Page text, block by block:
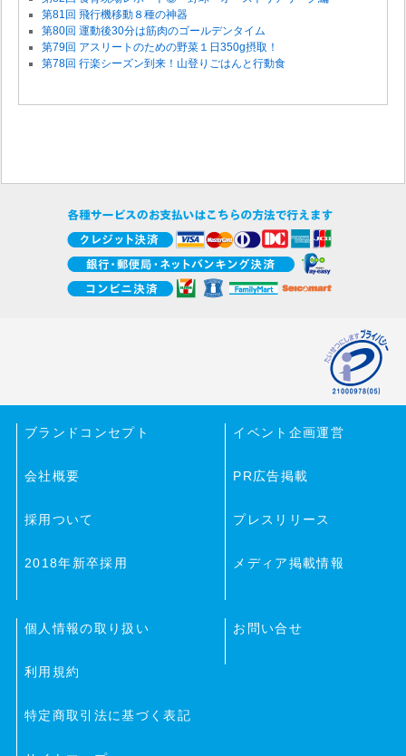
第81回 飛行機移動８種の神器
第80回 運動後30分は筋肉のゴールデンタイム
第79回 アスリートのための野菜１日350g摂取！
第78回 行楽シーズン到来！山登りごはんと行動食
ブランドコンセプト
会社概要
採用ついて
2018年新卒採用
イベント企画運営
PR広告掲載
プレスリリース
メディア掲載情報
個人情報の取り扱い
利用規約
特定商取引法に基づく表記
お問い合せ